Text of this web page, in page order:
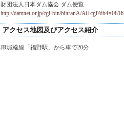
財団法人日本ダム協会 ダム便覧
http://damnet.or.jp/cgi-bin/binranA/All.cgi?db4=0816
アクセス地図及びアクセス紹介
JR城端線「福野駅」から車で20分